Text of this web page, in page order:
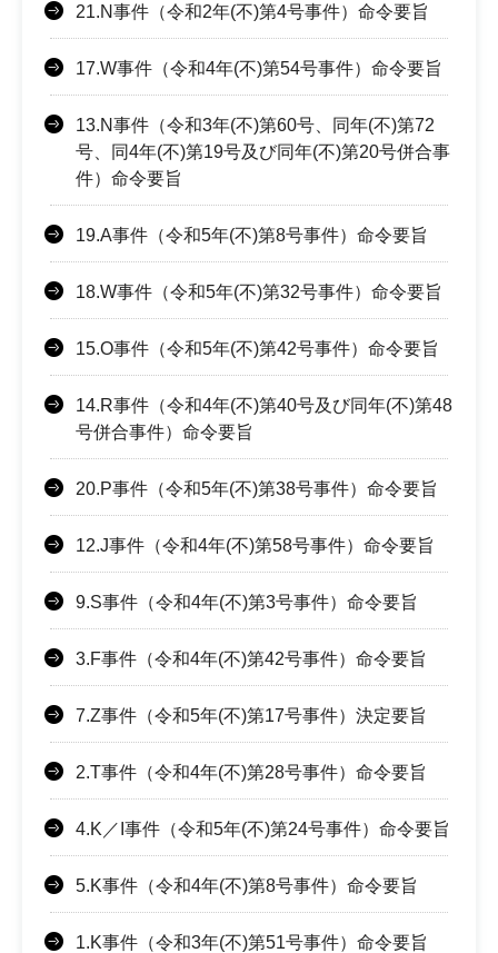
21.N事件（令和2年(不)第4号事件）命令要旨
17.W事件（令和4年(不)第54号事件）命令要旨
13.N事件（令和3年(不)第60号、同年(不)第72
号、同4年(不)第19号及び同年(不)第20号併合事
件）命令要旨
19.A事件（令和5年(不)第8号事件）命令要旨
18.W事件（令和5年(不)第32号事件）命令要旨
15.O事件（令和5年(不)第42号事件）命令要旨
14.R事件（令和4年(不)第40号及び同年(不)第48
号併合事件）命令要旨
20.P事件（令和5年(不)第38号事件）命令要旨
12.J事件（令和4年(不)第58号事件）命令要旨
9.S事件（令和4年(不)第3号事件）命令要旨
3.F事件（令和4年(不)第42号事件）命令要旨
7.Z事件（令和5年(不)第17号事件）決定要旨
2.T事件（令和4年(不)第28号事件）命令要旨
4.K／I事件（令和5年(不)第24号事件）命令要旨
5.K事件（令和4年(不)第8号事件）命令要旨
1.K事件（令和3年(不)第51号事件）命令要旨